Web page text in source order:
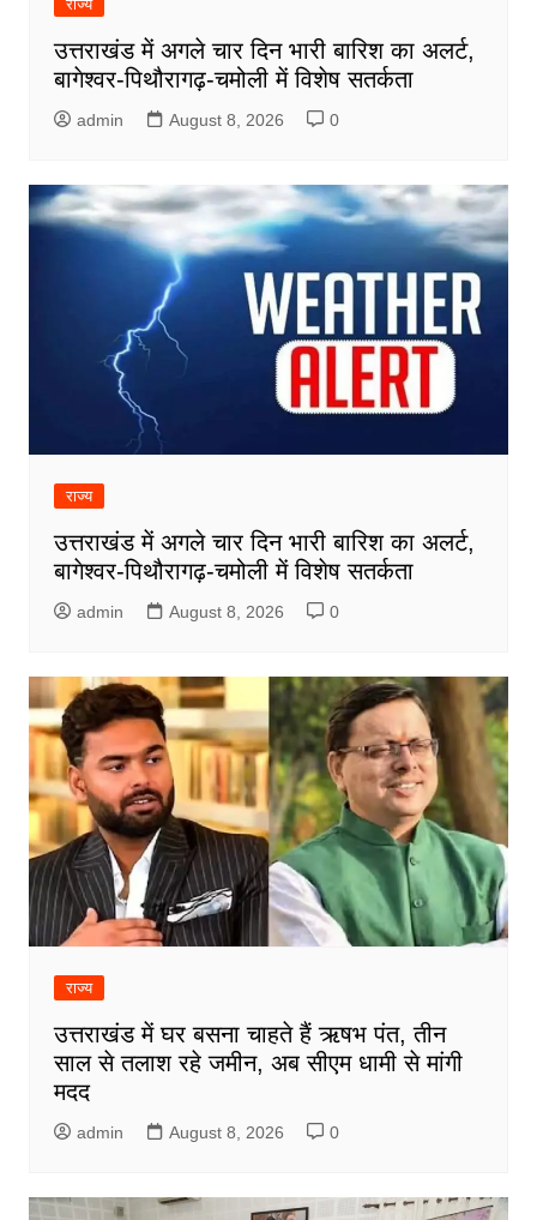
राज्य
उत्तराखंड में अगले चार दिन भारी बारिश का अलर्ट,
बागेश्वर-पिथौरागढ़-चमोली में विशेष सतर्कता
admin August 8, 2026 0
राज्य
उत्तराखंड में अगले चार दिन भारी बारिश का अलर्ट,
बागेश्वर-पिथौरागढ़-चमोली में विशेष सतर्कता
admin August 8, 2026 0
राज्य
उत्तराखंड में घर बसना चाहते हैं ऋषभ पंत, तीन
साल से तलाश रहे जमीन, अब सीएम धामी से मांगी
मदद
admin August 8, 2026 0